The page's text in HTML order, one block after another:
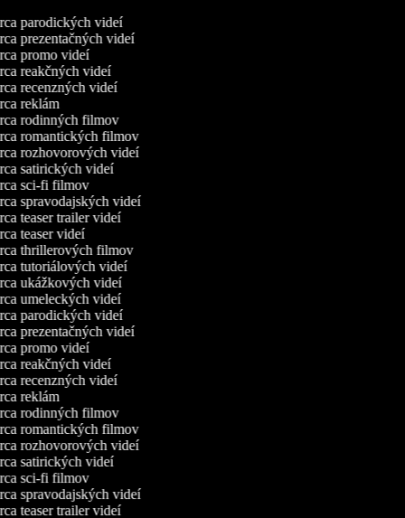
parodických videí
prezentačných videí
promo videí
reakčných videí
recenzných videí
reklám
rodinných filmov
romantických filmov
rozhovorových videí
satirických videí
sci-fi filmov
spravodajských videí
teaser trailer videí
teaser videí
thrillerových filmov
tutoriálových videí
ukážkových videí
umeleckých videí
parodických videí
prezentačných videí
promo videí
reakčných videí
recenzných videí
reklám
rodinných filmov
romantických filmov
rozhovorových videí
satirických videí
sci-fi filmov
spravodajských videí
teaser trailer videí